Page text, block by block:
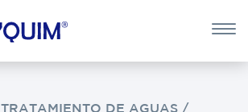
×
TRATAMIENTO DE AGUAS /